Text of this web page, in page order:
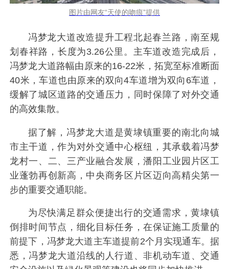
图片由网友“天使的吻痕”提供
冯梦龙大道改造提升工程北起春兰路，南至规
划春祥路，长度为3.26公里。主车道改造完成后，
冯梦龙大道路幅由原来的16-22米，拓宽至标准断面
40米，车道也由原来的双向4车道增为双向6车道，
缓解了城区道路的交通压力，同时保障了对外交通
的高效集散。
据了解，冯梦龙大道是黄埭镇重要的南北向城
市主干道，作为对外交通中心枢纽，其承载着冯梦
龙村一、二、三产业融合发展，潘阳工业园片区工
业蓬勃再创新高，中央商务区片区迈向高精尖第一
步的重要交通职能。
为尽快满足群众便捷出行的交通需求，黄埭镇
倒排时间节点，细化目标任务，在保证施工质量的
前提下，冯梦龙大道主车道提前2个月实现通车。据
悉，冯梦龙大道沿线的人行道、非机动车道、交通